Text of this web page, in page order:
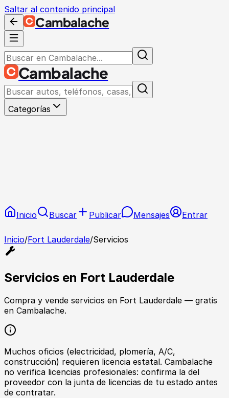
Saltar al contenido principal
Cambalache
Cambalache
Categorías
Inicio Buscar Publicar Mensajes Entrar
Inicio/Fort Lauderdale/Servicios
Servicios en Fort Lauderdale
Compra y vende servicios en Fort Lauderdale — gratis
en Cambalache.
Muchos oficios (electricidad, plomería, A/C,
construcción) requieren licencia estatal. Cambalache
no verifica licencias profesionales: confirma la del
proveedor con la junta de licencias de tu estado antes
de contratar.